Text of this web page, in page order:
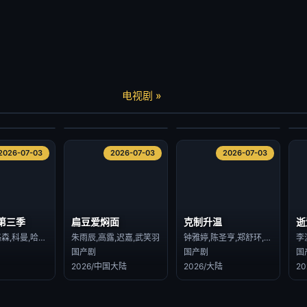
电视剧 »
07-03
2026/台湾
2026-07-03
2026/大陆
2026-07-03
三季
丽贝卡·弗格森,科曼,哈丽特·瓦尔特,才那扎·乌奇,阿维·纳什,亚历山大·莱利,肖恩·麦克雷,雷米·米尔纳,里克·戈麦斯,比利·波斯尔思韦特,克莱尔·珀金斯,阿什利·祖克曼,杰西卡·亨维克,劳拉·伊内斯,杰西卡·布朗·芬德利,莫文·克里斯蒂,里德·伯尼,马特·克拉文,科林·汉克斯,史蒂夫·扎恩
07-03
扁豆爱焖面
朱雨辰,高露,迟嘉,武笑羽
国产剧
2026/中国大陆
2026-07-03
克制升温
钟雅婷,陈圣亨,郑舒环,姚星灏,王蕴凡,周沐,赵漾,芦鑫,丁晓明,林子璐,从瑞麟,孙征宇
国产剧
2026/大陆
2026-07-03
李
国